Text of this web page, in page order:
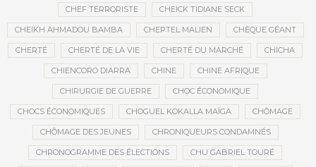
CHEF TERRORISTE CHEICK TIDIANE SECK
CHEIKH AHMADOU BAMBA CHEPTEL MALIEN CHÈQUE GÉANT
CHERTÉ CHERTÉ DE LA VIE CHERTÉ DU MARCHÉ CHICHA
CHIENCORO DIARRA CHINE CHINE AFRIQUE
CHIRURGIE DE GUERRE CHOC ÉCONOMIQUE
CHOCS ÉCONOMIQUES CHOGUEL KOKALLA MAÏGA CHÔMAGE
CHÔMAGE DES JEUNES CHRONIQUEURS CONDAMNÉS
CHRONOGRAMME DES ÉLECTIONS CHU GABRIEL TOURÉ